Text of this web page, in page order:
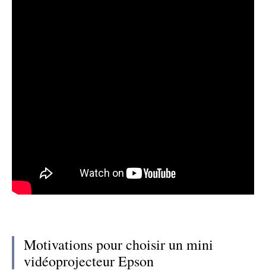
Motivations pour choisir un mini
vidéoprojecteur Epson